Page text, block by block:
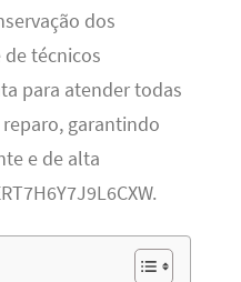
dos
técnicos
para atender todas
garantindo
e de alta